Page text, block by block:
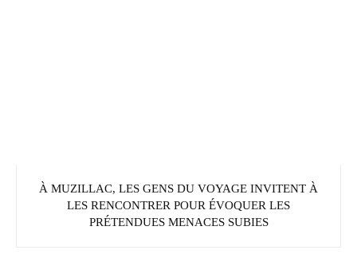
À MUZILLAC, LES GENS DU VOYAGE INVITENT À
LES RENCONTRER POUR ÉVOQUER LES
PRÉTENDUES MENACES SUBIES